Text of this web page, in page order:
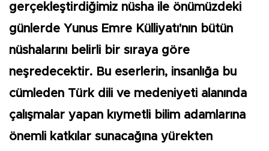
gerçekleştirdiğimiz nüsha ile önümüzdeki
günlerde Yunus Emre Külliyatı'nın bütün
nüshalarını belirli bir sıraya göre
neşredecektir. Bu eserlerin, insanlığa bu
cümleden Türk dili ve medeniyeti alanında
çalışmalar yapan kıymetli bilim adamlarına
önemli katkılar sunacağına yürekten